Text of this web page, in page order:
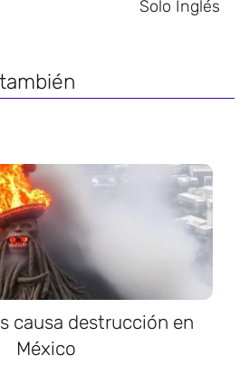
Solo Inglés
causa destrucción en
México